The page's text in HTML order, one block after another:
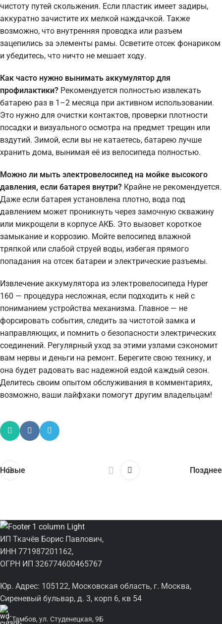
чистоту путей скольжения. Если пластик имеет задиры,
аккуратно зачистите их мелкой наждачкой. Также
возможно, что внутренняя проводка или разъем
зацепились за элементы рамы. Осветите отсек фонариком
и убедитесь, что ничто не мешает ходу.
Как часто нужно вынимать аккумулятор для
профилактики? Рекомендуется полностью извлекать
батарею раз в 1–2 месяца при активном использовании.
Это нужно для очистки контактов, проверки плотности
посадки и визуального осмотра на предмет трещин или
вздутий. Зимой, если вы не катаетесь, батарею лучше
хранить дома, вынимая её из велосипеда полностью.
Можно ли мыть электровелосипед на мойке высокого
давления, если батарея внутри? Крайне не рекомендуется.
Даже если батарея установлена плотно, вода под
давлением может проникнуть через замочную скважину
или микрощели в корпусе АКБ. Это вызовет короткое
замыкание и коррозию. Мойте велосипед влажной
тряпкой или слабой струей воды, избегая прямого
попадания на отсек батареи и электрические разъемы.
Извлечение аккумулятора из электровелосипеда Hyper
160 — процедура несложная, если подходить к ней с
пониманием устройства механизма. Главное — не
форсировать события, следить за чистотой замка и
направляющих, и помнить о безопасности электрических
соединений. Регулярный уход за этими узлами сэкономит
вам нервы и деньги на ремонт. Берегите свою технику, и
она будет радовать вас надежной ездой каждый сезон.
Делитесь своим опытом обслуживания в комментариях,
возможно, ваши лайфхаки помогут другим владельцам!
Новые Позднее
ИП Ткачёв Борис Павлович,
ИНН 771987201162,
ОГРН ИП 326774600465767
Юр. Адрес: 105122, Московская область, г. Москва,
Сиреневый бульвар, д. 3, корп 6, кв 54
г.Тамбов, ул. Студенецкая, 9Б